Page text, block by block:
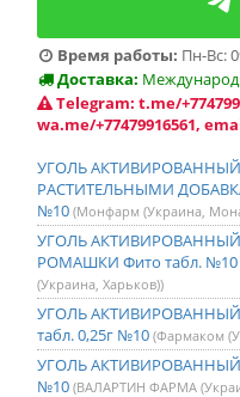
Время работы: Пн-Вс:
Доставка:
Telegram: t.me/
wa.me/+77479916561,
УГОЛЬ
РАСТИТЕЛЬНЫМИ
№10 (Монфарм (Украина,
УГОЛЬ
РОМАШКИ Фито табл. №10
(Украина, Харьков))
УГОЛЬ
табл. 0,25г №10 (Фармаком
УГОЛЬ АКТИВИРОВАННЫЙ
№10 (ВАЛАРТИН ФАРМА